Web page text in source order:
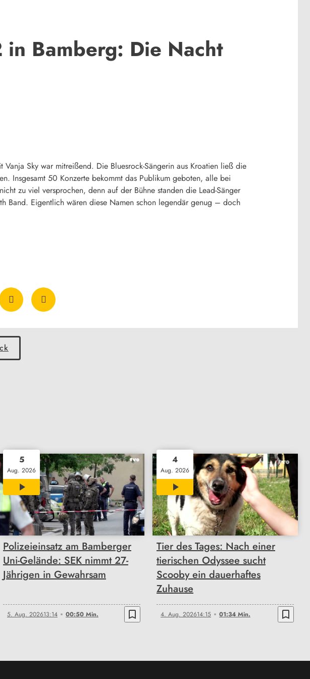
in Bamberg: Die Nacht
Sky war mitreißend. Die Bluesrock-Sängerin aus Kroatien ließ die
Insgesamt 50 Konzerte bekommt das Publikum geboten, alle bei
zu viel versprochen, denn auf der Bühne standen die Lead-Sänger
Band. Eigentlich wären diese Namen schon legendär genug – doch
5
Aug. 2026
00:50
Polizeieinsatz am Bamberger
Uni-Gelände: SEK nimmt 27-
Jährigen in Gewahrsam
5. Aug. 202613:14 00:50 Min. bookmark_border
4
Aug. 2026
01:34
Tier des Tages: Nach einer
tierischen Odyssee sucht
Scooby ein dauerhaftes
Zuhause
4. Aug. 202614:15 01:34 Min. bookmark_border